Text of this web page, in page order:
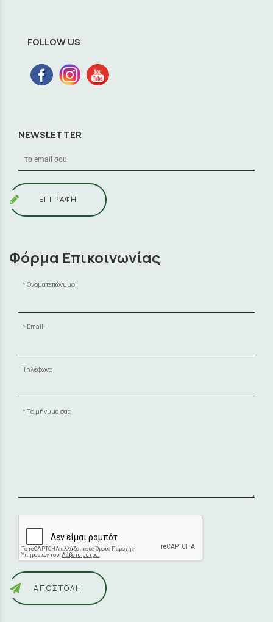
FOLLOW US
NEWSLETTER
ΕΓΓΡΑΦΗ
Φόρμα Επικοινωνίας
Ονοματεπώνυμο:
Email:
Τηλέφωνο:
Το μήνυμα σας:
ΑΠΟΣΤΟΛΉ